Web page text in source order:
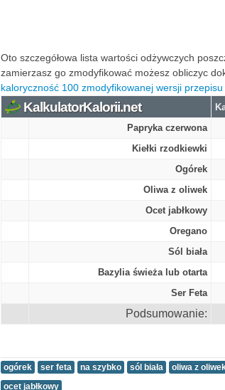
Oto szczegółowa lista wartości odżywczych
zamierzasz go zmodyfikować możesz obliczyc
kaloryczność 100 zmodyfikowanej wersji
KalkulatorKalorii.net
Papryka czerwona
Kiełki rzodkiewki
Ogórek
Oliwa z oliwek
Ocet jabłkowy
Oregano
Sól biała
Bazylia świeża lub otarta
Ser Feta
Podsumowanie:
ogórek ser feta na szybko sól biała oliwa z
ocet jabłkowy